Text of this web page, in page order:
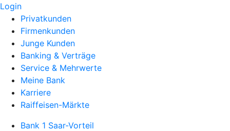
Login
Privatkunden
Firmenkunden
Junge Kunden
Banking & Verträge
Service & Mehrwerte
Meine Bank
Karriere
Raiffeisen-Märkte
Bank 1 Saar-Vorteil